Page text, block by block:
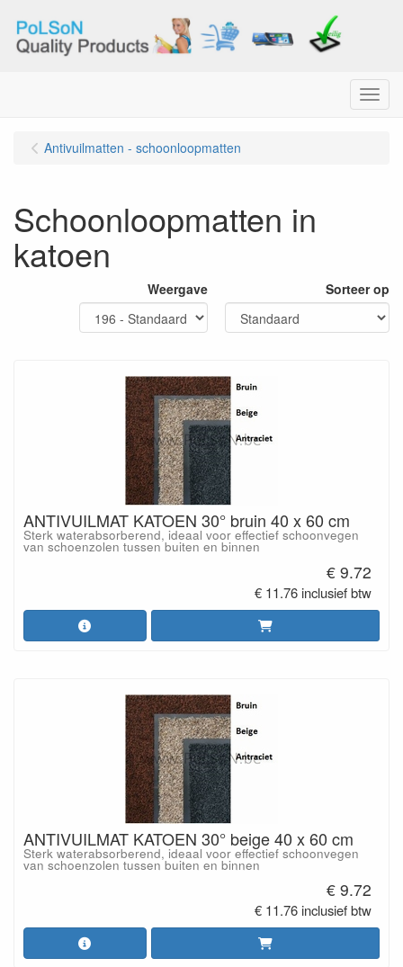
Menu
Antivuilmatten - schoonloopmatten
Schoonloopmatten in
katoen
Weergave Sorteer op
ANTIVUILMAT KATOEN 30° bruin 40 x 60 cm
Sterk waterabsorberend, ideaal voor effectief schoonvegen
van schoenzolen tussen buiten en binnen
€ 9.72
€ 11.76 inclusief btw
ANTIVUILMAT KATOEN 30° beige 40 x 60 cm
Sterk waterabsorberend, ideaal voor effectief schoonvegen
van schoenzolen tussen buiten en binnen
€ 9.72
€ 11.76 inclusief btw